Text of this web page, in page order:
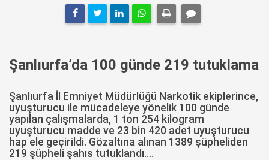
Şanlıurfa’da 100 günde 219 tutuklama
Şanlıurfa İl Emniyet Müdürlüğü Narkotik ekiplerince,
uyuşturucu ile mücadeleye yönelik 100 günde
yapılan çalışmalarda, 1 ton 254 kilogram
uyuşturucu madde ve 23 bin 420 adet uyuşturucu
hap ele geçirildi. Gözaltına alınan 1389 şüpheliden
219 şüpheli şahıs tutuklandı....